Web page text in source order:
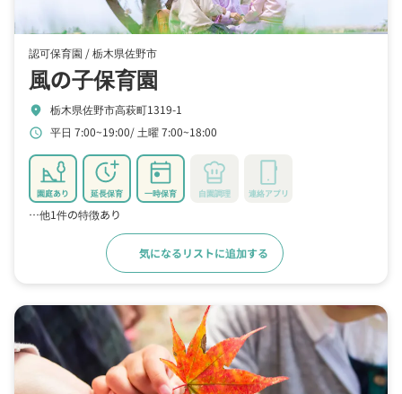
認可保育園 /栃木県佐野市
風の子保育園
location_on 栃木県佐野市高萩町1319-1
schedule 平日 7:00~19:00 土曜 7:00~18:00
園庭あり 延長保育 一時保育 自園調理 連絡アプリ
…他1件の特徴あり
気になるリストに追加する